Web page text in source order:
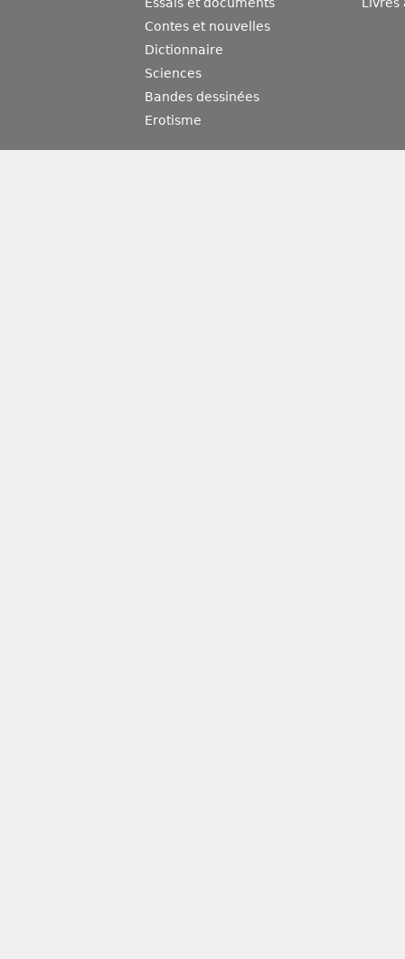
Essais et documents
Contes et nouvelles
Dictionnaire
Sciences
Bandes dessinées
Erotisme
Livres